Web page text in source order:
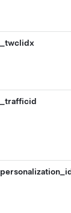
_twclidx
_trafficid